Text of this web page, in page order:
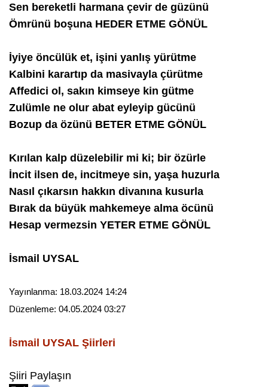
Sen bereketli harmana çevir de güzünü
Ömrünü boşuna HEDER ETME GÖNÜL
İyiye öncülük et, işini yanlış yürütme
Kalbini karartıp da masivayla çürütme
Affedici ol, sakın kimseye kin gütme
Zulümle ne olur abat eyleyip gücünü
Bozup da özünü BETER ETME GÖNÜL
Kırılan kalp düzelebilir mi ki; bir özürle
İncit ilsen de, incitmeye sin, yaşa huzurla
Nasıl çıkarsın hakkın divanına kusurla
Bırak da büyük mahkemeye alma öcünü
Hesap vermezsin YETER ETME GÖNÜL
İsmail UYSAL
Yayınlanma: 18.03.2024 14:24
Düzenleme: 04.05.2024 03:27
İsmail UYSAL Şiirleri
Şiiri Paylaşın